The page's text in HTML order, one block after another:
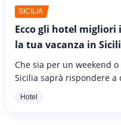
SICILIA
Ecco gli hotel
la tua vacanza in
Che sia per un weekend
Sicilia saprà rispondere a
Hotel